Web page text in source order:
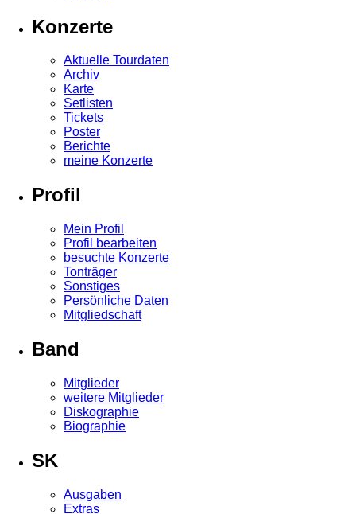
Konzerte
Aktuelle Tourdaten
Archiv
Karte
Setlisten
Tickets
Poster
Berichte
meine Konzerte
Profil
Mein Profil
Profil bearbeiten
besuchte Konzerte
Tonträger
Sonstiges
Persönliche Daten
Mitgliedschaft
Band
Mitglieder
weitere Mitglieder
Diskographie
Biographie
SK
Ausgaben
Extras